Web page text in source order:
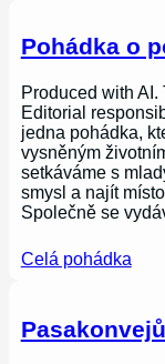
Pohádka o
Produced with
Editorial
jedna pohádka,
vysněným
setkáváme s
smysl a najít
Společně se
Celá pohádka